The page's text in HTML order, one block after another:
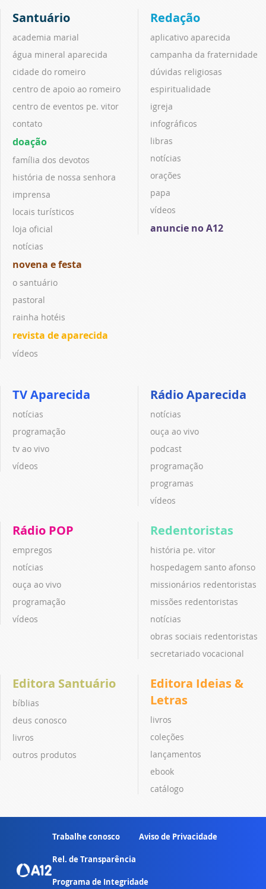
Santuário
academia marial
água mineral aparecida
cidade do romeiro
centro de apoio ao romeiro
centro de eventos pe. vitor
contato
doação
família dos devotos
história de nossa senhora
imprensa
locais turísticos
loja oficial
notícias
novena e festa
o santuário
pastoral
rainha hotéis
revista de aparecida
vídeos
Redação
aplicativo aparecida
campanha da fraternidade
dúvidas religiosas
espiritualidade
igreja
infográficos
libras
notícias
orações
papa
vídeos
anuncie no A12
TV Aparecida
notícias
programação
tv ao vivo
vídeos
Rádio Aparecida
notícias
ouça ao vivo
podcast
programação
programas
vídeos
Rádio POP
empregos
notícias
ouça ao vivo
programação
vídeos
Redentoristas
história pe. vitor
hospedagem santo afonso
missionários redentoristas
missões redentoristas
notícias
obras sociais redentoristas
secretariado vocacional
Editora Santuário
bíblias
deus conosco
livros
outros produtos
Editora Ideias &
Letras
livros
coleções
lançamentos
ebook
catálogo
Trabalhe conosco Aviso de Privacidade
Rel. de Transparência
Programa de Integridade